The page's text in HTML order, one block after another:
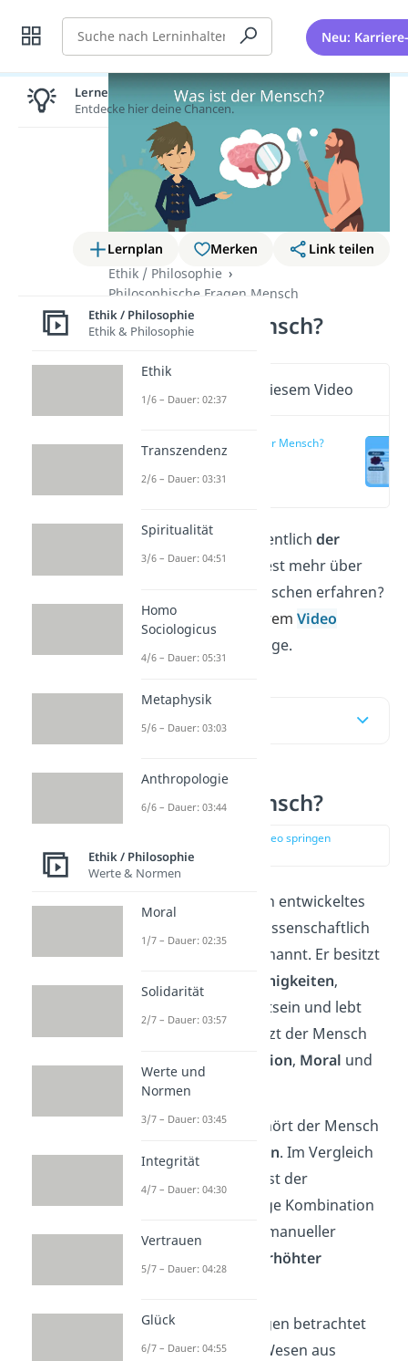
Suche Neu:
Lernplan Merken
Link teilen
Ethik / Philosophie
Philosophische Fragen Mensch
Was ist der Mensch?
Wichtige Inhalte in diesem Video
Was ist der Mensch?
(00:14)
Du fragst dich, eigentlich der
Mensch istund möchtest mehr über
das Besondere am Menschen erfahren?
Im Beitrag
und in unserem Video
erfährst du alles Wichtige.
Inhaltsübersicht
Was ist der Mensch?
zur Stelle im Video springen
(00:14)
Der
ist ein hoch entwickeltes
und wird wissenschaftlich
auch
genannt. Er besitzt
komplexe
kognitive Fähigkeiten,
Sprache, Selbstbewusstsein und lebt
Kultur. Außerdem besitzt der Mensch
Reflexion, Moral und
Ethik.
Biologisch gesehen gehört der Mensch
zur Familie der
Primaten. Im Vergleich
mit anderen Tieren weist der
Mensch eine einzigartige Kombination
aus aufrechtem
, manueller
erhöhter
Gehirngröße
Psychologie
hingegen betrachtet
den Menschen als ein Wesen aus
Lernen lohnt sich!
Entdecke hier deine Chancen.
Ethik / Philosophie
Ethik & Philosophie
Ethik
1/6 – Dauer: 02:37
Transzendenz
2/6 – Dauer: 03:31
Spiritualität
3/6 – Dauer: 04:51
Homo
Sociologicus
4/6 – Dauer: 05:31
Metaphysik
5/6 – Dauer: 03:03
Anthropologie
6/6 – Dauer: 03:44
Ethik / Philosophie
Werte & Normen
Moral
1/7 – Dauer: 02:35
Solidarität
2/7 – Dauer: 03:57
Werte und
Normen
3/7 – Dauer: 03:45
Integrität
4/7 – Dauer: 04:30
Vertrauen
5/7 – Dauer: 04:28
Glück
6/7 – Dauer: 04:55